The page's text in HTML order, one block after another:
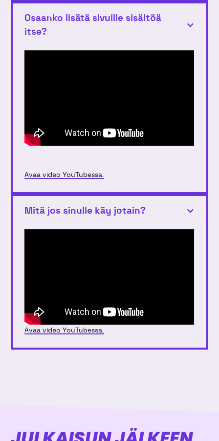
Osaanko lisätä sivuille sisältöä
itse?
Avaa video YouTubessa.
Mitä jos sinulle käy jotain?
Avaa video YouTubessa.